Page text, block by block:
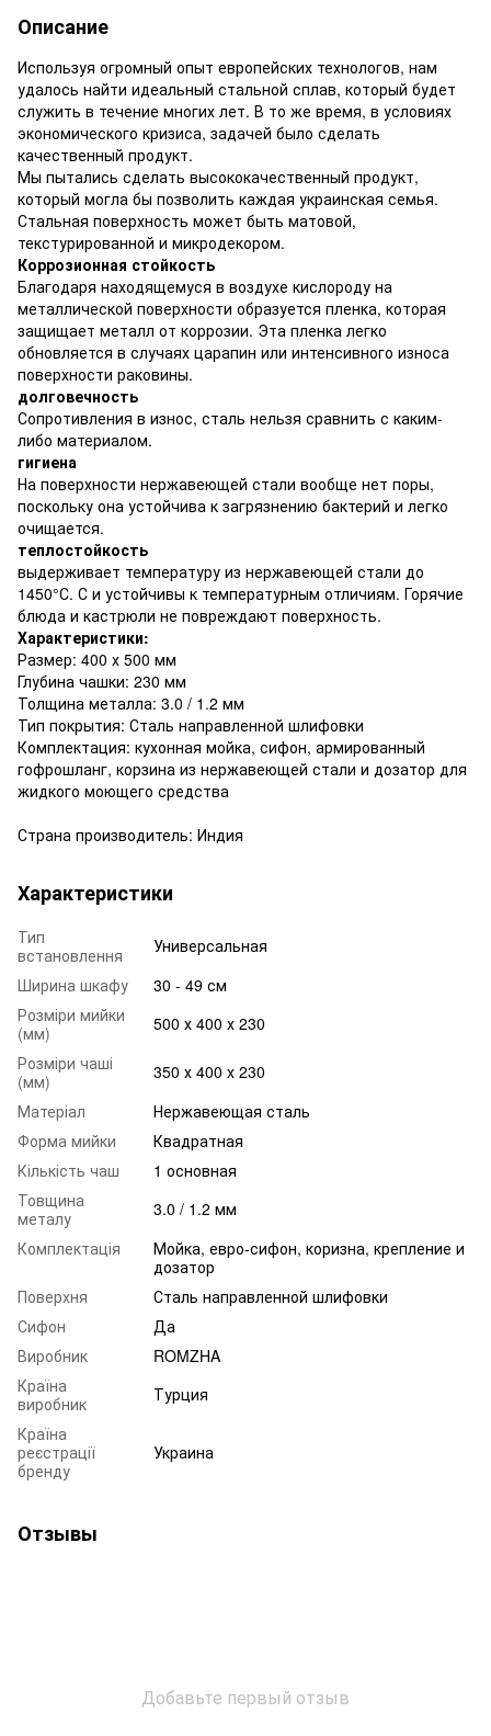
Описание
Используя огромный опыт европейских технологов, нам
удалось найти идеальный стальной сплав, который будет
служить в течение многих лет. В то же время, в условиях
экономического кризиса, задачей было сделать
качественный продукт.
Мы пытались сделать высококачественный продукт,
который могла бы позволить каждая украинская семья.
Стальная поверхность может быть матовой,
текстурированной и микродекором.
Коррозионная стойкость
Благодаря находящемуся в воздухе кислороду на
металлической поверхности образуется пленка, которая
защищает металл от коррозии. Эта пленка легко
обновляется в случаях царапин или интенсивного износа
поверхности раковины.
долговечность
Сопротивления в износ, сталь нельзя сравнить с каким-
либо материалом.
гигиена
На поверхности нержавеющей стали вообще нет поры,
поскольку она устойчива к загрязнению бактерий и легко
очищается.
теплостойкость
выдерживает температуру из нержавеющей стали до
1450°С. С и устойчивы к температурным отличиям. Горячие
блюда и кастрюли не повреждают поверхность.
Характеристики:
Размер: 400 х 500 мм
Глубина чашки: 230 мм
Толщина металла: 3.0 / 1.2 мм
Тип покрытия: Сталь направленной шлифовки
Комплектация: кухонная мойка, сифон, армированный
гофрошланг, корзина из нержавеющей стали и дозатор для
жидкого моющего средства
Страна производитель: Индия
Характеристики
Тип
встановлення
Универсальная
Ширина шкафу
30 - 49 см
Розміри мийки
(мм)
500 х 400 х 230
Розміри чаші
(мм)
350 х 400 х 230
Матеріал
Нержавеющая сталь
Форма мийки
Квадратная
Кількість чаш
1 основная
Товщина
металу
3.0 / 1.2 мм
Комплектація
Мойка, евро-сифон, коризна, крепление и
дозатор
Поверхня
Сталь направленной шлифовки
Сифон
Да
Виробник
ROMZHA
Країна
виробник
Турция
Країна
реєстрації
бренду
Украина
Отзывы
Добавьте первый отзыв